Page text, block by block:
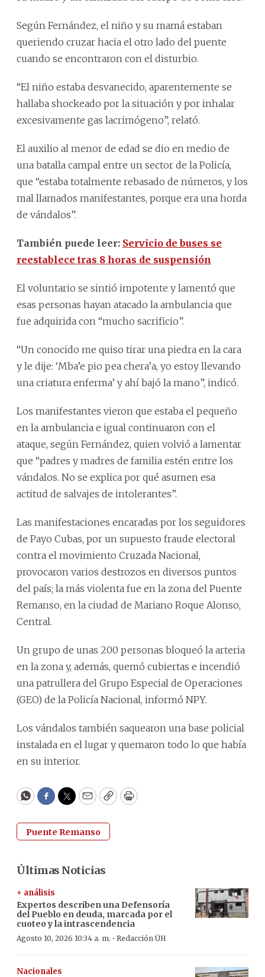
Según Fernández, el niño y su mamá estaban
queriendo cruzar hacia el otro lado del puente
cuando se encontraron con el disturbio.
“El niño estaba desvanecido, aparentemente se
hallaba shockeado por la situación y por inhalar
excesivamente gas lacrimógeno”, relató.
El auxilio al menor de edad se dio en medio de
una batalla campal entre un sector de la Policía,
que “estaba totalmente rebasado de números, y los
mal llamados manifestantes, porque era una horda
de vándalos”.
También puede leer: Servicio de buses se
reestablece tras 8 horas de suspensión
El voluntario se sintió impotente y lamentó que
esas personas hayan atacado la ambulancia que
fue adquirida con “mucho sacrificio”.
“Un conocido me quiso tirar una piedra en la cara
y le dije: ‘Mba’e pio pea chera’a, yo estoy llevando
una criatura enferma’ y ahí bajó la mano”, indicó.
Los manifestantes vieron que estaba el pequeño
en la ambulancia e igual continuaron con el
ataque, según Fernández, quien volvió a lamentar
que “padres y madres de familia estén entre los
vándalos. No se explica por qué asumen esa
actitud de salvajes de intolerantes”.
Las manifestaciones encaradas por los seguidores
de Payo Cubas, por un supuesto fraude electoral
contra el movimiento Cruzada Nacional,
provocaron varios destrozos en diversos puntos
del país; la más violenta fue en la zona del Puente
Remanso, en la ciudad de Mariano Roque Alonso,
Central.
Un grupo de unas 200 personas bloqueó la arteria
en la zona y, además, quemó cubiertas e incendió
una patrullera del Grupo Especial de Operaciones
(GEO) de la Policía Nacional, informó NPY.
Los vándalos también saquearon una base policial
instalada en el lugar y quemaron todo lo que había
en su interior.
WhatsApp
Facebook
Twitter
EmailCopyPrint
Puente Remanso
Últimas Noticias
+ análisis
Expertos describen una Defensoría
del Pueblo en deuda, marcada por el
cuoteo y la intrascendencia
Agosto 10, 2026 10:34 a. m. · Redacción ÚH
Nacionales